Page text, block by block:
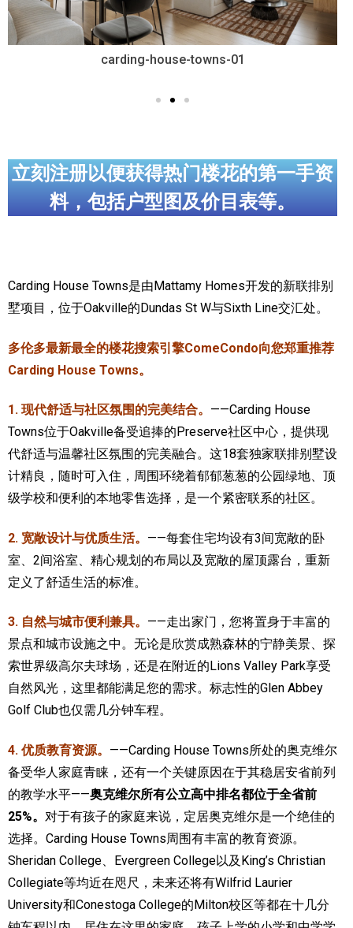
常用查询工具
地产杂谈
走近加拿大
加拿大的历史文化
加拿大社会保险系统
加拿大的福利制度
carding-house-towns-01
立刻注册以便获得热门楼花的第一手资
料，包括户型图及价目表等。
Carding House Towns是由Mattamy Homes开发的新联排别
墅项目，位于Oakville的Dundas St W与Sixth Line交汇处。
多伦多最新最全的楼花搜索引擎ComeCondo向您郑重推荐
Carding House Towns。
1. 现代舒适与社区氛围的完美结合。 ——Carding House
Towns位于Oakville备受追捧的Preserve社区中心，提供现
代舒适与温馨社区氛围的完美融合。这18套独家联排别墅设
计精良，随时可入住，周围环绕着郁郁葱葱的公园绿地、顶
级学校和便利的本地零售选择，是一个紧密联系的社区。
2. 宽敞设计与优质生活。 ——每套住宅均设有3间宽敞的卧
室、2间浴室、精心规划的布局以及宽敞的屋顶露台，重新
定义了舒适生活的标准。
3. 自然与城市便利兼具。 ——走出家门，您将置身于丰富的
景点和城市设施之中。无论是欣赏成熟森林的宁静美景、探
索世界级高尔夫球场，还是在附近的Lions Valley Park享受
自然风光，这里都能满足您的需求。标志性的Glen Abbey
Golf Club也仅需几分钟车程。
4. 优质教育资源。 ——Carding House Towns所处的奥克维尔
备受华人家庭青睐，还有一个关键原因在于其稳居安省前列
的教学水平——奥克维尔所有公立高中排名都位于全省前
25%。 对于有孩子的家庭来说，定居奥克维尔是一个绝佳的
选择。 Carding House Towns周围有丰富的教育资源。
Sheridan College、Evergreen College以及King’s Christian
Collegiate等均近在咫尺，未来还将有Wilfrid Laurier
University和Conestoga College的Milton校区等都在十几分